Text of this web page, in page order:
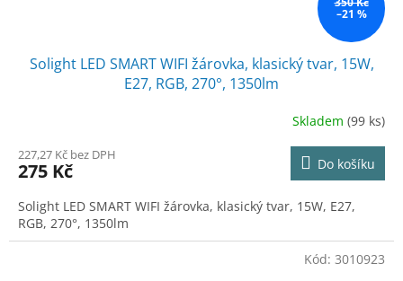
–21 %
Solight LED SMART WIFI žárovka, klasický tvar, 15W,
E27, RGB, 270°, 1350lm
Skladem (99 ks)
227,27 Kč bez DPH
275 Kč Do košíku
Solight LED SMART WIFI žárovka, klasický tvar, 15W, E27,
RGB, 270°, 1350lm
Kód: 3010923